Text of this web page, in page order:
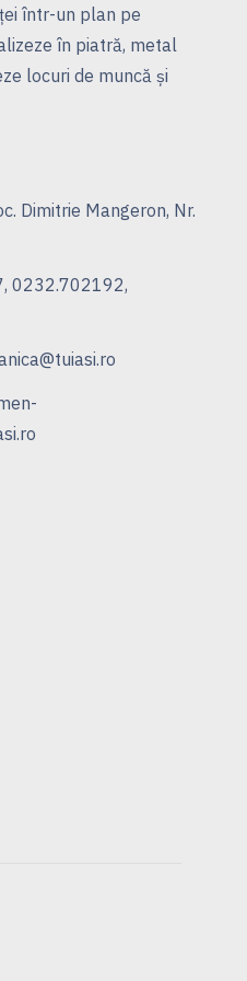
într-un plan pe
în piatră, metal
locuri de muncă şi
Dimitrie Mangeron, Nr.